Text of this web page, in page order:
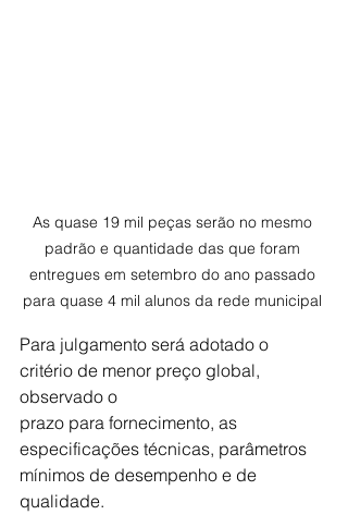
As quase 19 mil peças serão no mesmo
padrão e quantidade das que foram
entregues em setembro do ano passado
para quase 4 mil alunos da rede municipal
Para julgamento será adotado o
critério de menor preço global,
observado o
prazo para fornecimento, as
especificações técnicas, parâmetros
mínimos de desempenho e de
qualidade.